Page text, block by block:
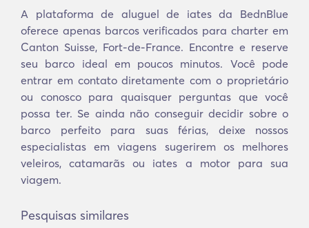
A plataforma de aluguel de iates da BednBlue
oferece apenas barcos verificados para charter em
Canton Suisse, Fort-de-France. Encontre e reserve
seu barco ideal em poucos minutos. Você pode
entrar em contato diretamente com o proprietário
ou conosco para quaisquer perguntas que você
possa ter. Se ainda não conseguir decidir sobre o
barco perfeito para suas férias, deixe nossos
especialistas em viagens sugerirem os melhores
veleiros, catamarãs ou iates a motor para sua
viagem.
Pesquisas similares